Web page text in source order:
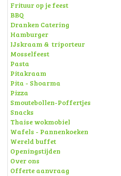
Frituur op je feest
BBQ
Dranken Catering
Hamburger
IJskraam & triporteur
Mosselfeest
Pasta
Pitakraam
Pita - Shoarma
Pizza
Smoutebollen-Poffertjes
Snacks
Thaise wokmobiel
Wafels - Pannenkoeken
Wereld buffet
Openingstijden
Over ons
Offerte aanvraag